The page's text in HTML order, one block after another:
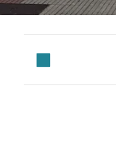
de biogás